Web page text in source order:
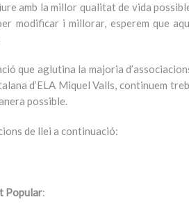
amb la millor qualitat de vida
modificar i millorar, esperem que
que aglutina la majoria
d’ELA Miquel Valls, continuem
possible.
de llei a continuació:
Popular: